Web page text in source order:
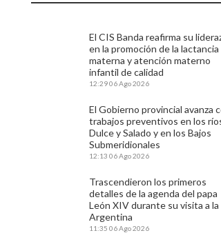
El CIS Banda reafirma su
en la promoción de la lactancia
materna y atención materno
infantil de calidad
12:2906 Ago 2026
El Gobierno provincial avanza
trabajos preventivos en los
Dulce y Salado y en los Bajos
Submeridionales
12:13 06 Ago 2026
Trascendieron los primeros
detalles de la agenda del papa
León XIV durante su visita a la
Argentina
11:35 06 Ago 2026